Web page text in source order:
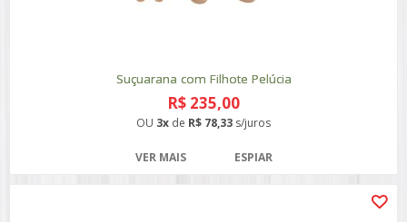
Suçuarana com Filhote Pelúcia
R$ 235,00
OU 3x de R$ 78,33 s/juros
VER MAIS ESPIAR